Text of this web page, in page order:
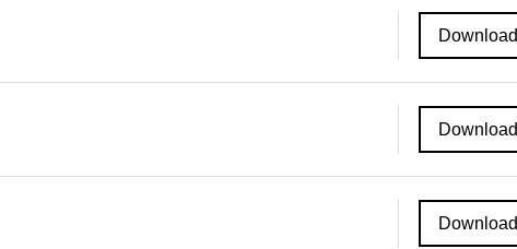
Download
Download
Download